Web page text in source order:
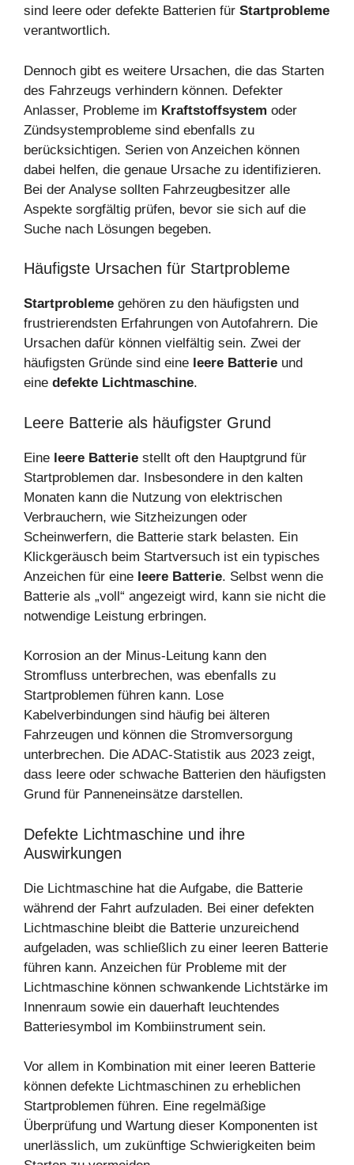
sind leere oder defekte Batterien für Startprobleme
verantwortlich.
Dennoch gibt es weitere Ursachen, die das Starten
des Fahrzeugs verhindern können. Defekter
Anlasser, Probleme im Kraftstoffsystem oder
Zündsystemprobleme sind ebenfalls zu
berücksichtigen. Serien von Anzeichen können
dabei helfen, die genaue Ursache zu identifizieren.
Bei der Analyse sollten Fahrzeugbesitzer alle
Aspekte sorgfältig prüfen, bevor sie sich auf die
Suche nach Lösungen begeben.
Häufigste Ursachen für Startprobleme
Startprobleme gehören zu den häufigsten und
frustrierendsten Erfahrungen von Autofahrern. Die
Ursachen dafür können vielfältig sein. Zwei der
häufigsten Gründe sind eine leere Batterie und
eine defekte Lichtmaschine.
Leere Batterie als häufigster Grund
Eine leere Batterie stellt oft den Hauptgrund für
Startproblemen dar. Insbesondere in den kalten
Monaten kann die Nutzung von elektrischen
Verbrauchern, wie Sitzheizungen oder
Scheinwerfern, die Batterie stark belasten. Ein
Klickgeräusch beim Startversuch ist ein typisches
Anzeichen für eine leere Batterie. Selbst wenn die
Batterie als „voll“ angezeigt wird, kann sie nicht die
notwendige Leistung erbringen.
Korrosion an der Minus-Leitung kann den
Stromfluss unterbrechen, was ebenfalls zu
Startproblemen führen kann. Lose
Kabelverbindungen sind häufig bei älteren
Fahrzeugen und können die Stromversorgung
unterbrechen. Die ADAC-Statistik aus 2023 zeigt,
dass leere oder schwache Batterien den häufigsten
Grund für Panneneinsätze darstellen.
Defekte Lichtmaschine und ihre
Auswirkungen
Die Lichtmaschine hat die Aufgabe, die Batterie
während der Fahrt aufzuladen. Bei einer defekten
Lichtmaschine bleibt die Batterie unzureichend
aufgeladen, was schließlich zu einer leeren Batterie
führen kann. Anzeichen für Probleme mit der
Lichtmaschine können schwankende Lichtstärke im
Innenraum sowie ein dauerhaft leuchtendes
Batteriesymbol im Kombiinstrument sein.
Vor allem in Kombination mit einer leeren Batterie
können defekte Lichtmaschinen zu erheblichen
Startproblemen führen. Eine regelmäßige
Überprüfung und Wartung dieser Komponenten ist
unerlässlich, um zukünftige Schwierigkeiten beim